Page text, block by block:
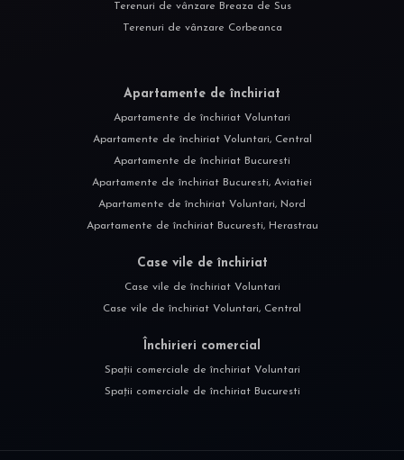
Terenuri de vânzare Breaza de Sus
Terenuri de vânzare Corbeanca
Apartamente de închiriat
Apartamente de închiriat Voluntari
Apartamente de închiriat Voluntari, Central
Apartamente de închiriat Bucuresti
Apartamente de închiriat Bucuresti, Aviatiei
Apartamente de închiriat Voluntari, Nord
Apartamente de închiriat Bucuresti, Herastrau
Case vile de închiriat
Case vile de închiriat Voluntari
Case vile de închiriat Voluntari, Central
Închirieri comercial
Spații comerciale de închiriat Voluntari
Spații comerciale de închiriat Bucuresti